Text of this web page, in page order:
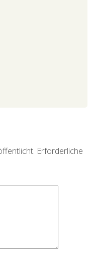
Erforderliche